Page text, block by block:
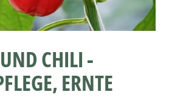
CHILI -
ERNTE